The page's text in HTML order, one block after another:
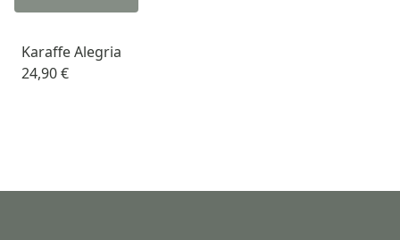
Karaffe Alegria
24,90 €